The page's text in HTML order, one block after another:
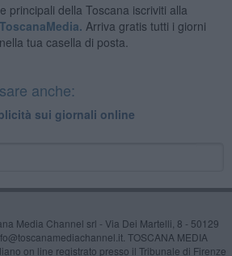
principali della Toscana iscriviti alla
Arriva gratis tutti i giorni
tua casella di posta.
anche:
sui giornali online
Media Channel srl - Via Dei Martelli, 8 - 50129
TOSCANA MEDIA
on line registrato presso il Tribunale di Firenze